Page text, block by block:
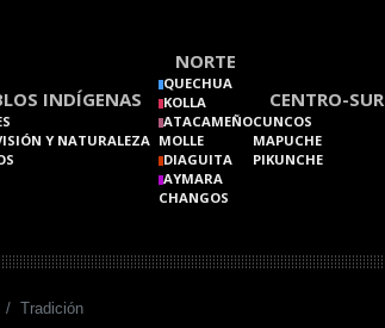
INDÍGENAS
Y NATURALEZA
NORTE
QUECHUA
KOLLA
ATACAMEÑO
MOLLE
DIAGUITA
AYMARA
CHANGOS
CENTRO-SUR
CUNCOS
MAPUCHE
PIKUNCHE
Tradición